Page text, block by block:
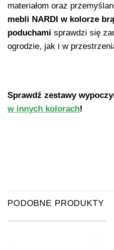
materiałom oraz
mebli NARDI w kolorze
poduchami sprawdzi się
ogrodzie, jak i w
Sprawdź zestawy
w innych kolorach!
PODOBNE PRODUKTY